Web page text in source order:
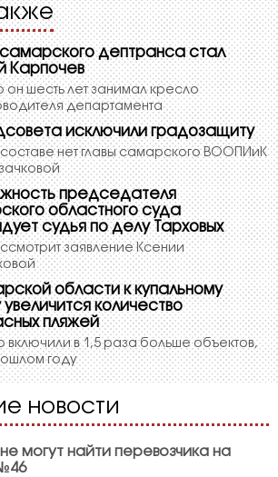
cамарского дептранса стал
Карпочев
он шесть лет занимал кресло
департамента
исключили градозащиту
нет главы самарского ВООПИиК
председателя
областного суда
судья по делу Тарховых
заявление Ксении
области к купальному
количество
пляжей
включили в 1,5 раза больше объектов,
году
новости
могут найти перевозчика на